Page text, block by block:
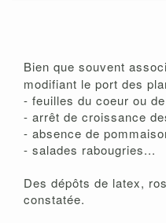
Bien que souvent
modifiant le port des
- feuilles du coeur ou
- arrêt de croissance
- absence de
- salades rabougries...
Des dépôts de latex,
constatée.